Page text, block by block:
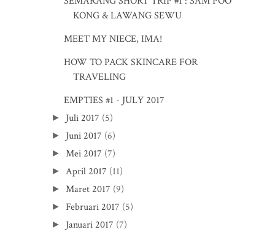
KONG & LAWANG SEWU
MEET MY NIECE, IMA!
HOW TO PACK SKINCARE FOR
TRAVELING
EMPTIES #1 - JULY 2017
► Juli 2017 (5)
► Juni 2017 (6)
► Mei 2017 (7)
► April 2017 (11)
► Maret 2017 (9)
► Februari 2017 (5)
► Januari 2017 (7)